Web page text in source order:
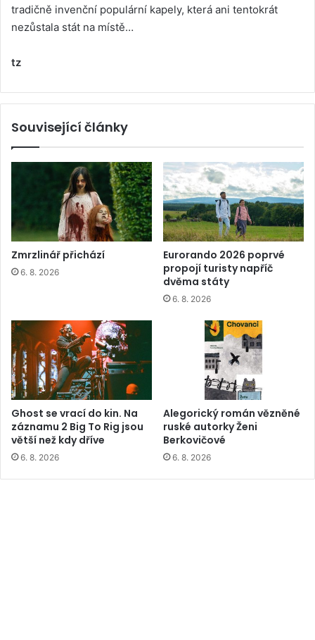
tradičně invenční populární kapely, která ani tentokrát
nezůstala stát na místě…
tz
Související články
Zmrzlinář přichází
6. 8. 2026
Eurorando 2026 poprvé
propojí turisty napříč
dvěma státy
6. 8. 2026
Ghost se vrací do kin. Na
záznamu 2 Big To Rig jsou
větší než kdy dříve
6. 8. 2026
Alegorický román vězněné
ruské autorky Ženi
Berkovičové
6. 8. 2026